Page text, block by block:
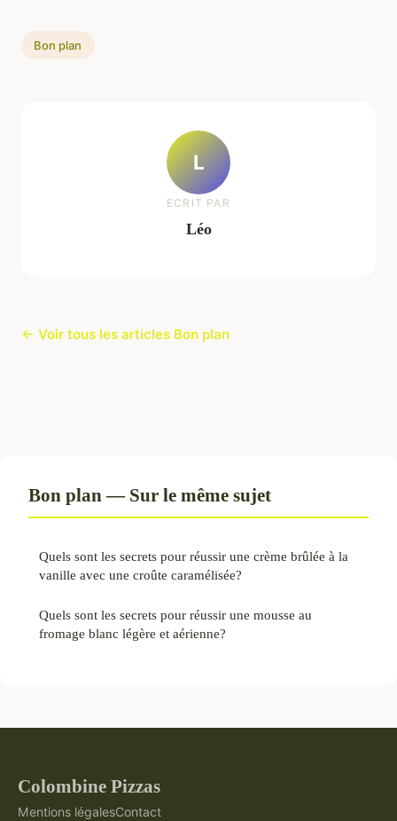
Bon plan
L
ECRIT PAR
Léo
← Voir tous les articles Bon plan
Bon plan — Sur le même sujet
Quels sont les secrets pour réussir une crème brûlée à la
vanille avec une croûte caramélisée?
Quels sont les secrets pour réussir une mousse au
fromage blanc légère et aérienne?
Colombine Pizzas
Mentions légalesContact